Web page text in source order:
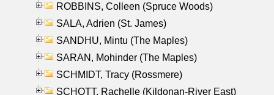
ROBBINS, Colleen (Spruce Woods)
SALA, Adrien (St. James)
SANDHU, Mintu (The Maples)
SARAN, Mohinder (The Maples)
SCHMIDT, Tracy (Rossmere)
SCHOTT, Rachelle (Kildonan-River East)